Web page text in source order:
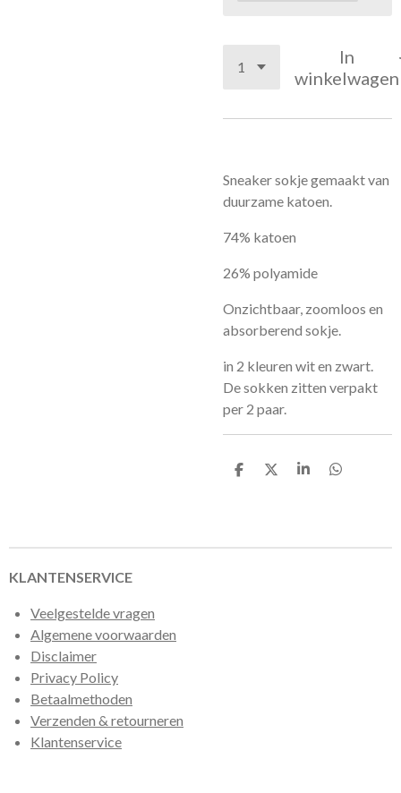
In
winkelwagen
Sneaker sokje gemaakt van
duurzame katoen.
74% katoen
26% polyamide
Onzichtbaar, zoomloos en
absorberend sokje.
in 2 kleuren wit en zwart.
De sokken zitten verpakt
per 2 paar.
D
D
S
D
KLANTENSERVICE
Veelgestelde vragen
Algemene voorwaarden
Disclaimer
Privacy Policy
Betaalmethoden
Verzenden & retourneren
Klantenservice